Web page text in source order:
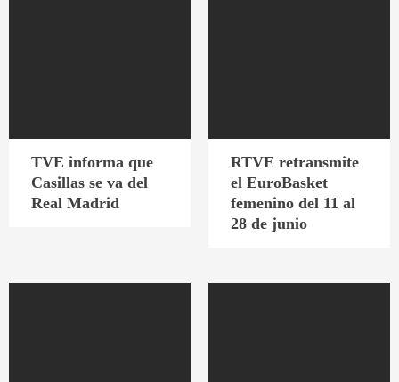
TVE informa que
Casillas se va del
Real Madrid
RTVE retransmite
el EuroBasket
femenino del 11 al
28 de junio